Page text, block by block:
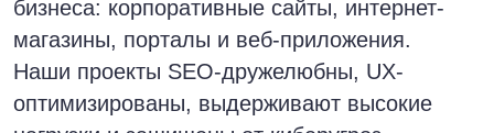
Подробнее ➔